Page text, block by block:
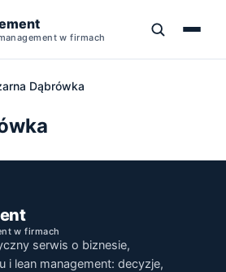
w firmach
Dąbrówka
w firmach
serwis o biznesie,
i lean management: decyzje,